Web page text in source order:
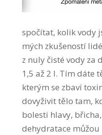
spočítat, kolik vody
mých zkušeností
z nuly čisté vody za
1,5 až 2 l. Tím dáte
kterým se zbaví
dovyživit tělo tam,
bolesti hlavy,
dehydratace